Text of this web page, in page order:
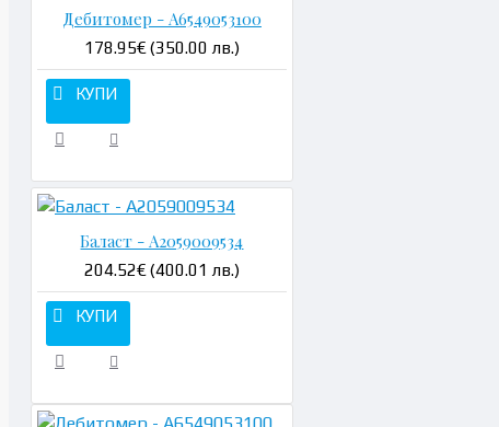
Дебитомер - A6549053100
178.95€ (350.00 лв.)
КУПИ
Баласт - A2059009534
204.52€ (400.01 лв.)
КУПИ